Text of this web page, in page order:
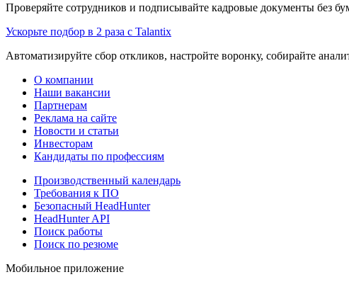
Проверяйте сотрудников и подписывайте кадровые документы без
Ускорьте подбор в 2 раза с Talantix
Автоматизируйте сбор откликов, настройте воронку, собирайте
О компании
Наши вакансии
Партнерам
Реклама на сайте
Новости и статьи
Инвесторам
Кандидаты по профессиям
Производственный календарь
Требования к ПО
Безопасный HeadHunter
HeadHunter API
Поиск работы
Поиск по резюме
Мобильное приложение